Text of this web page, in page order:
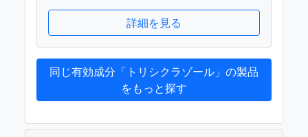
詳細を見る
同じ有効成分「トリシクラゾール」の製品
をもっと探す